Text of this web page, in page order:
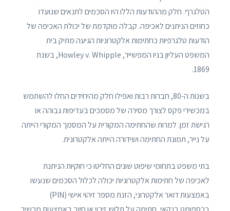
הטלגרף. חלק מההודעות הללו היו הסכמים לתנאים שנועדו
כחוזים הניתנים לאכיפה. קבלה מוקדמת של יכולת האכיפה של
הודעות טלגרפיות כחתימות אלקטרוניות הגיעה מתיק בית
המשפט העליון בניו המפשייר, Howley v. Whipple, בשנת
1869.
בשנות ה-80, חברות רבות ואפילו חלק מהיחידים החלו להשתמש
במכשירי פקס לצורך מסירה של מסמכים בעדיפות גבוהה או
רגישת זמן. למרות שהחתימה המקורית על המסמך המקורי הייתה
על נייר, תמונת החתימה ושידורה הייתה אלקטרונית.
בתי משפט בתחומי שיפוט שונים החליטו כי חוקיות הניתנת
לאכיפה של חתימות אלקטרוניות יכולה לכלול הסכמים שנעשו
באמצעות דואר אלקטרוני, הזנת מספר זיהוי אישי (PIN)